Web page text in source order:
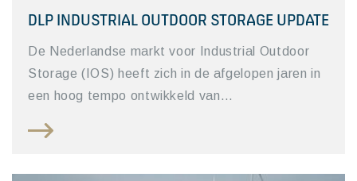
DLP INDUSTRIAL OUTDOOR STORAGE UPDATE
De Nederlandse markt voor Industrial Outdoor
Storage (IOS) heeft zich in de afgelopen jaren in
een hoog tempo ontwikkeld van…